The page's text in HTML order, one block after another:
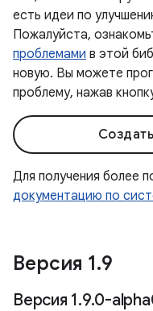
есть идеи по
Пожалуйста,
проблемами в этой
новую. Вы можете
проблему, нажав
Для получения более
документацию по
Версия 1.9
Версия 1.9.0-